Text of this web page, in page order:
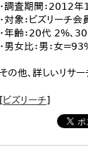
・調査期間：2012
・対象：ビズリーチ
・年齢：20代 2%、
・男女比：男：女＝
その他、詳しいリサ
[ビズリーチ]